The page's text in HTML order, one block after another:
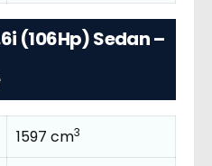
(106Hp) Sedan –
1597 cm3